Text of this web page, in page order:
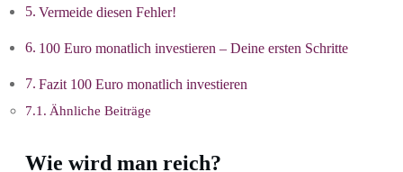
Vermeide diesen Fehler!
100 Euro monatlich investieren – Deine ersten Schritte
Fazit 100 Euro monatlich investieren
Ähnliche Beiträge
Wie wird man reich?